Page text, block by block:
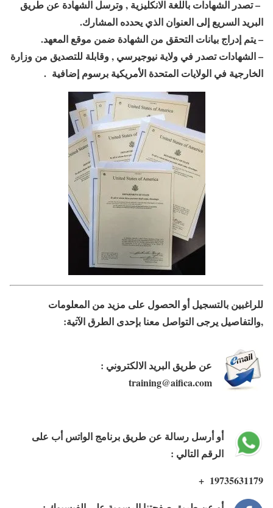
– تصدر الشهادات باللغة الانكليزية , وترسل الشهادة عن طريق
البريد السريع إلى العنوان الذي يحدده المشارك.
– يتم إدراج بيانات التحقق من الشهادة ضمن موقع المعهد.
– الشهادات تصدر في ولاية نيوجيرسي , وقابلة للتصديق من وزارة
الخارجية في الولايات المتحدة الأمريكية برسوم إضافية .
للراغبين بالتسجيل أو الحصول على مزيد من المعلومات
,والتفاصيل يرجى التواصل معنا بإحدى الطرق الآتية:
عن طريق البريد الالكتروني :
training@aifica.com
أو أرسل رسالة عن طريق برنامج الواتس أب على
الرقم التالي :
19735631179 +